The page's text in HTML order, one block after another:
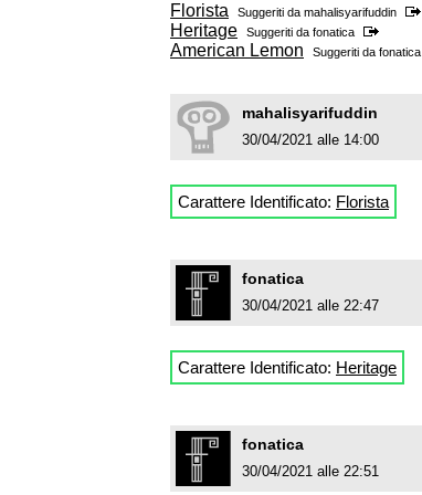
Florista Suggeriti da mahalisyarifuddin
Heritage Suggeriti da fonatica
American Lemon Suggeriti da fonatica
mahalisyarifuddin
30/04/2021 alle 14:00
Carattere Identificato: Florista
fonatica
30/04/2021 alle 22:47
Carattere Identificato: Heritage
fonatica
30/04/2021 alle 22:51